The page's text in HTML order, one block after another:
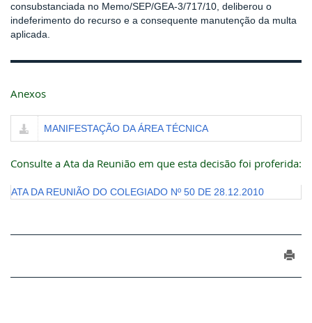
consubstanciada no Memo/SEP/GEA-3/717/10, deliberou o
indeferimento do recurso e a consequente manutenção da multa
aplicada.
Anexos
MANIFESTAÇÃO DA ÁREA TÉCNICA
Consulte a Ata da Reunião em que esta decisão foi proferida:
ATA DA REUNIÃO DO COLEGIADO Nº 50 DE 28.12.2010